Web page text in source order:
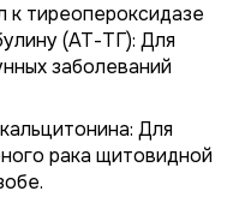
тиреопероксидазе
(АТ-ТГ): Для
заболеваний
Для
рака щитовидной